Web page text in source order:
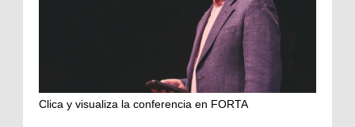
Clica y visualiza la conferencia en FORTA